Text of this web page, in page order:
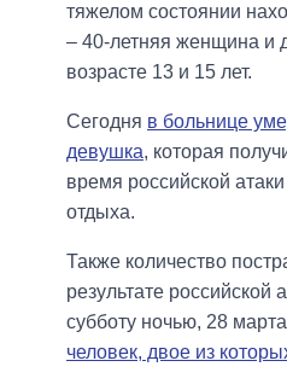
тяжелом состоянии
– 40-летняя женщина и
возрасте 13 и 15 лет.
Сегодня в больнице
девушка, которая
время российской
отдыха.
Также количество
результате российской
субботу ночью, 28
человек, двое из